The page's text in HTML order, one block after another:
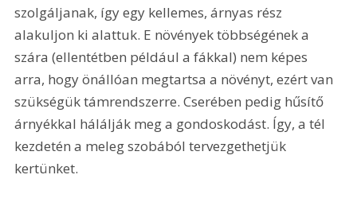
szolgáljanak, így egy kellemes, árnyas rész
alakuljon ki alattuk. E növények többségének a
szára (ellentétben például a fákkal) nem képes
arra, hogy önállóan megtartsa a növényt, ezért van
szükségük támrendszerre. Cserében pedig hűsítő
árnyékkal hálálják meg a gondoskodást. Így, a tél
kezdetén a meleg szobából tervezgethetjük
kertünket.